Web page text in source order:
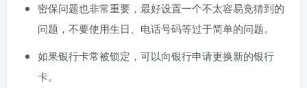
密保问题也非常重要，最好设置一个不太容易竞猜到的
问题，不要使用生日、电话号码等过于简单的问题。
如果银行卡常被锁定，可以向银行申请更换新的银行
卡。